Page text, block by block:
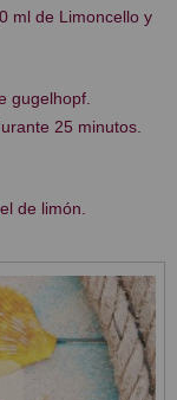
ml de Limoncello y
gugelhopf.
25 minutos.
de limón.